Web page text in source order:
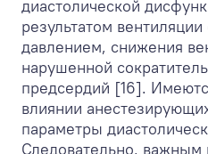
диастолической
результатом
давлением, снижения
нарушенной
предсердий [16].
влиянии
параметры
Следовательно,